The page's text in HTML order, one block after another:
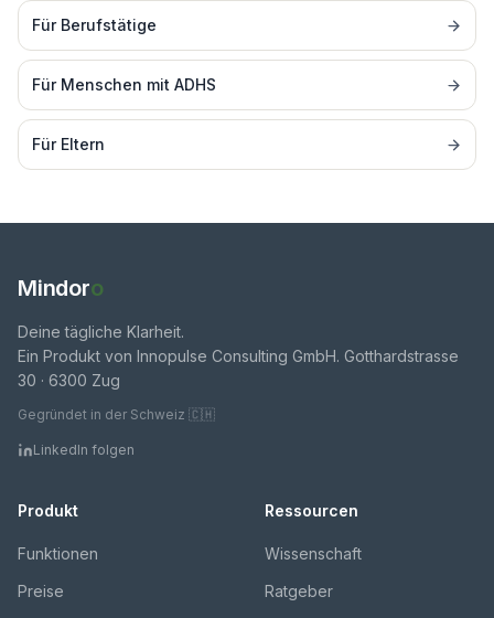
Für Berufstätige
Für Menschen mit ADHS
Für Eltern
Mindoro
Deine tägliche Klarheit.
Ein Produkt von Innopulse Consulting GmbH. Gotthardstrasse
30 · 6300 Zug
Gegründet in der Schweiz 🇨🇭
LinkedIn folgen
Produkt
Funktionen
Preise
Ressourcen
Wissenschaft
Ratgeber